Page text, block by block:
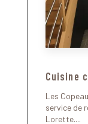
Cuisine
Les
service de
Lorette....